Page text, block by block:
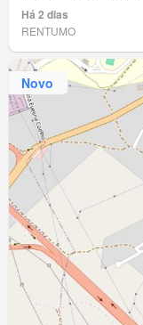
Há 2 dias
RENTUMO
Novo